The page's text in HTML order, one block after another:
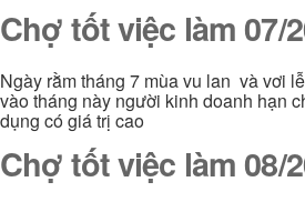
Chợ tốt việc làm 07/
Ngày rằm tháng 7 mùa vu lan và vơi
vào tháng này người kinh doanh hạn
dụng có giá trị cao
Chợ tốt việc làm 08/